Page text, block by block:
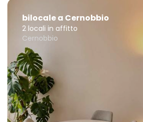
bilocale a Cernobbio
2 locali in affitto
Cernobbio